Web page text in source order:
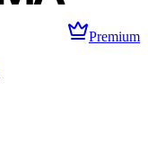
Premium